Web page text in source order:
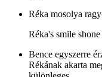
Réka mosolya
Réka's smile
Bence egyszerre
Rékának akarta